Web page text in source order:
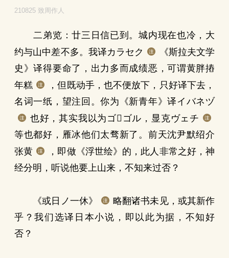
210825 致周作人
二弟览：廿三日信已到。城内现在也冷，大
约与山中差不多。我译カラセク
《斯拉夫文学
史》译得要命了，出力多而成绩恶，可谓黄胖摏
年糕
，但既动手，也不便放下，只好译下去，
名词一纸，望注回。你为《新青年》译イバネヅ
也好，其实我以为ゴゴル，显克ヴェチ
等也都好，雁冰他们太骛新了。前天沈尹默绍介
张黄
，即做《浮世绘》的，此人非常之好，神
经分明，听说他要上山来，不知来过否？
《或日ノ一休》
略翻诸书未见，或其新作
乎？我们选译日本小说，即以此为据，不知好
否？